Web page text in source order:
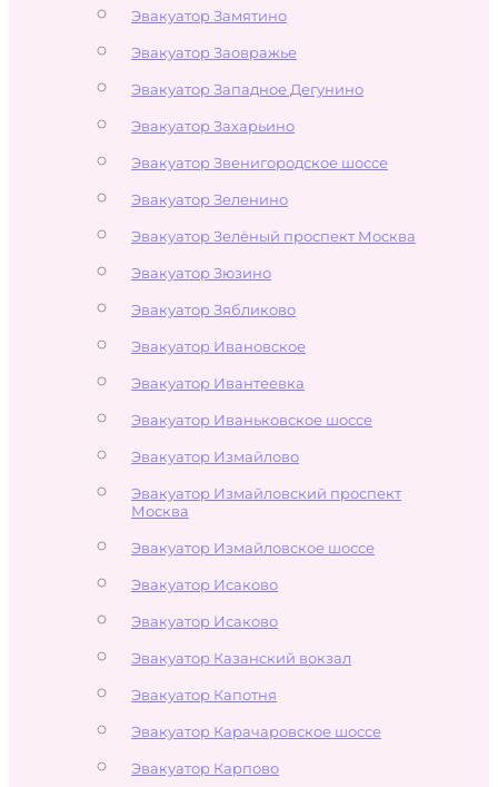
Эвакуатор Замятино
Эвакуатор Заовражье
Эвакуатор Западное Дегунино
Эвакуатор Захарьино
Эвакуатор Звенигородское шоссе
Эвакуатор Зеленино
Эвакуатор Зелёный проспект Москва
Эвакуатор Зюзино
Эвакуатор Зябликово
Эвакуатор Ивановское
Эвакуатор Ивантеевка
Эвакуатор Иваньковское шоссе
Эвакуатор Измайлово
Эвакуатор Измайловский проспект
Москва
Эвакуатор Измайловское шоссе
Эвакуатор Исаково
Эвакуатор Исаково
Эвакуатор Казанский вокзал
Эвакуатор Капотня
Эвакуатор Карачаровское шоссе
Эвакуатор Карпово